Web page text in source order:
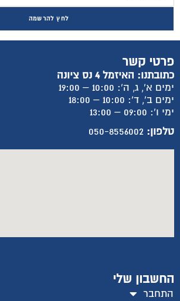
לחץ להרשמה
פרטי קשר
כתובתנו: האיזמל 4 נס ציונה
ימים א', ג, ה': 10:00 – 19:00
ימים ב', ד': 10:00 – 18:00
ימי ו': 09:00 – 13:00
טלפון: 050-8556002
החשבון שלי
התחבר